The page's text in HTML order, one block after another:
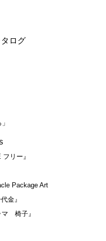
ログ
リー』
Package Art
金』
マ 椅子』